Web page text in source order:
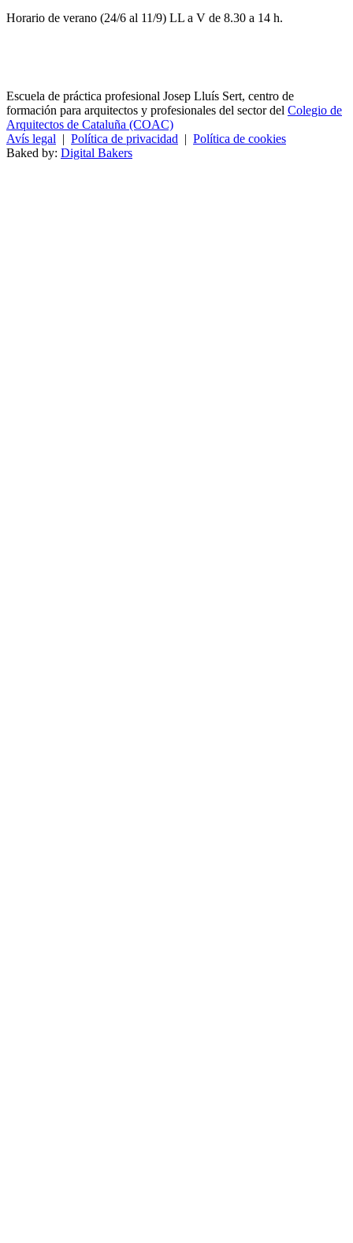
Horario de verano (24/6 al 11/9) LL a V de 8.30 a 14 h.
Escuela de práctica profesional Josep Lluís Sert, centro de
formación para arquitectos y profesionales del sector del Colegio de
Arquitectos de Cataluña (COAC)
Avís legal | Política de privacidad | Política de cookies
Baked by: Digital Bakers